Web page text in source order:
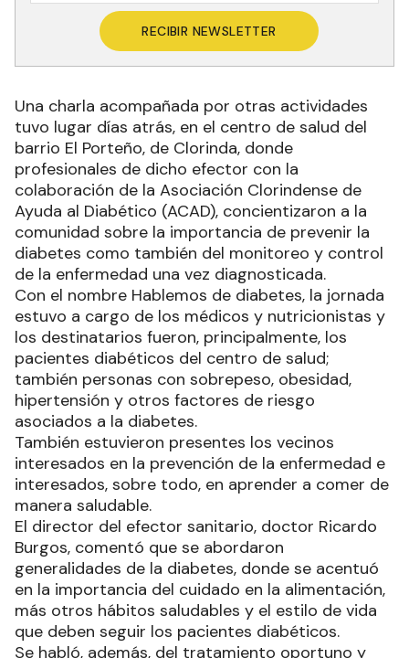
RECIBIR NEWSLETTER
Una charla acompañada por otras actividades
tuvo lugar días atrás, en el centro de salud del
barrio El Porteño, de Clorinda, donde
profesionales de dicho efector con la
colaboración de la Asociación Clorindense de
Ayuda al Diabético (ACAD), concientizaron a la
comunidad sobre la importancia de prevenir la
diabetes como también del monitoreo y control
de la enfermedad una vez diagnosticada.
Con el nombre Hablemos de diabetes, la jornada
estuvo a cargo de los médicos y nutricionistas y
los destinatarios fueron, principalmente, los
pacientes diabéticos del centro de salud;
también personas con sobrepeso, obesidad,
hipertensión y otros factores de riesgo
asociados a la diabetes.
También estuvieron presentes los vecinos
interesados en la prevención de la enfermedad e
interesados, sobre todo, en aprender a comer de
manera saludable.
El director del efector sanitario, doctor Ricardo
Burgos, comentó que se abordaron
generalidades de la diabetes, donde se acentuó
en la importancia del cuidado en la alimentación,
más otros hábitos saludables y el estilo de vida
que deben seguir los pacientes diabéticos.
Se habló, además, del tratamiento oportuno y